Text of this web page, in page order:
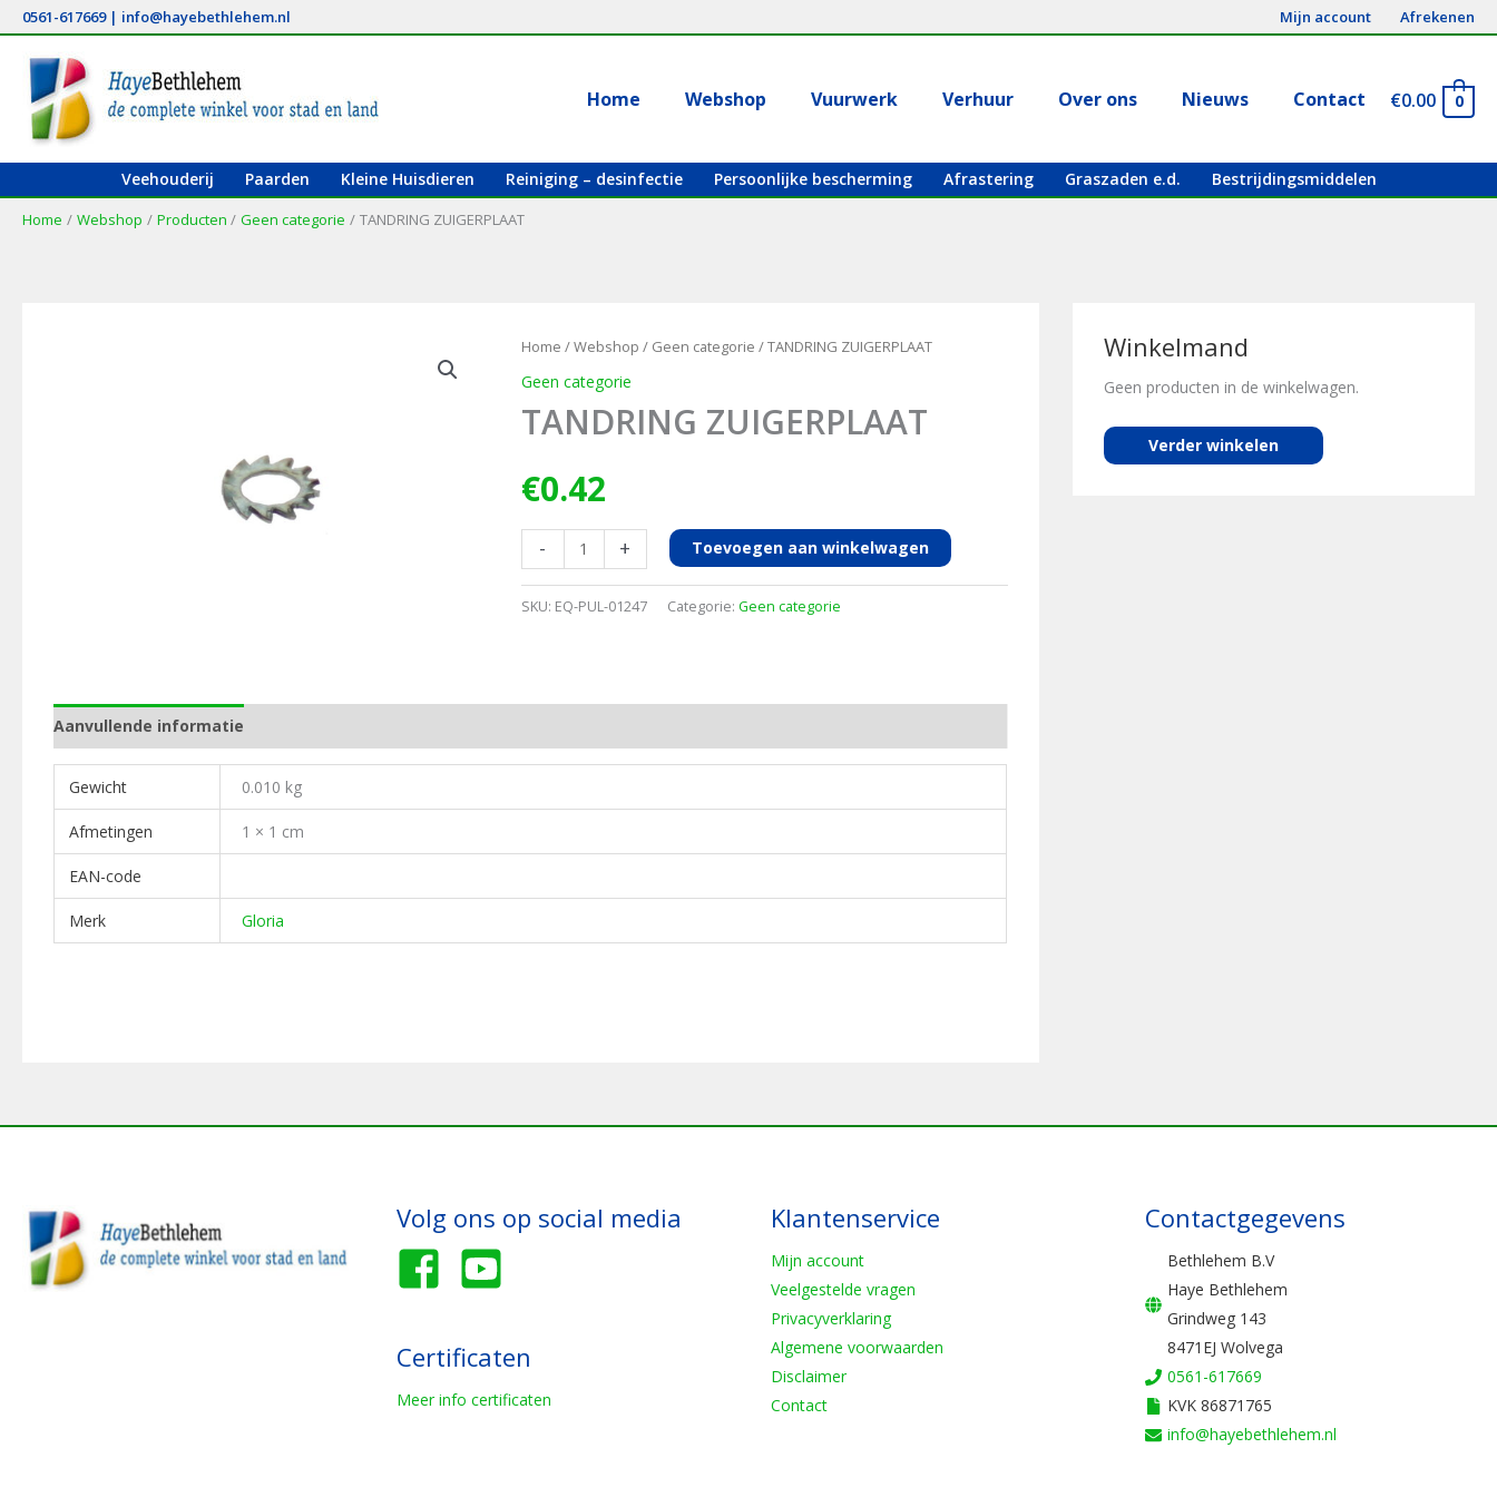
naar
inhoud
0561-617669| info@hayebethlehem.nl Mijn account Afrekenen
Home Webshop Vuurwerk Verhuur Over ons Nieuws Contact €0.00 0
Veehouderij Paarden Kleine Huisdieren Reiniging – desinfectie Persoonlijke bescherming Afrastering Graszaden e.d. Bestrijdingsmiddelen
Home Webshop Producten Geen categorie TANDRING ZUIGERPLAAT
Home /Webshop / Geen categorie / TANDRING ZUIGERPLAAT
Geen categorie
TANDRING ZUIGERPLAAT
€0.42
-
TANDRING
ZUIGERPLAAT
aantal
+ Toevoegen aan winkelwagen
SKU: EQ-PUL-01247 Categorie: Geen categorie
Aanvullende informatie
Gewicht 0.010 kg
Afmetingen 1 × 1 cm
EAN-code
Merk Gloria
Winkelmand
Geen producten in de winkelwagen.
Verder winkelen
Volg ons op social media
Certificaten
Meer info certificaten
Klantenservice
Mijn account
Veelgestelde vragen
Privacyverklaring
Algemene voorwaarden
Disclaimer
Contact
Contactgegevens
Bethlehem B.V
Haye Bethlehem
Grindweg 143
8471EJ Wolvega
0561-617669
KVK 86871765
info@hayebethlehem.nl